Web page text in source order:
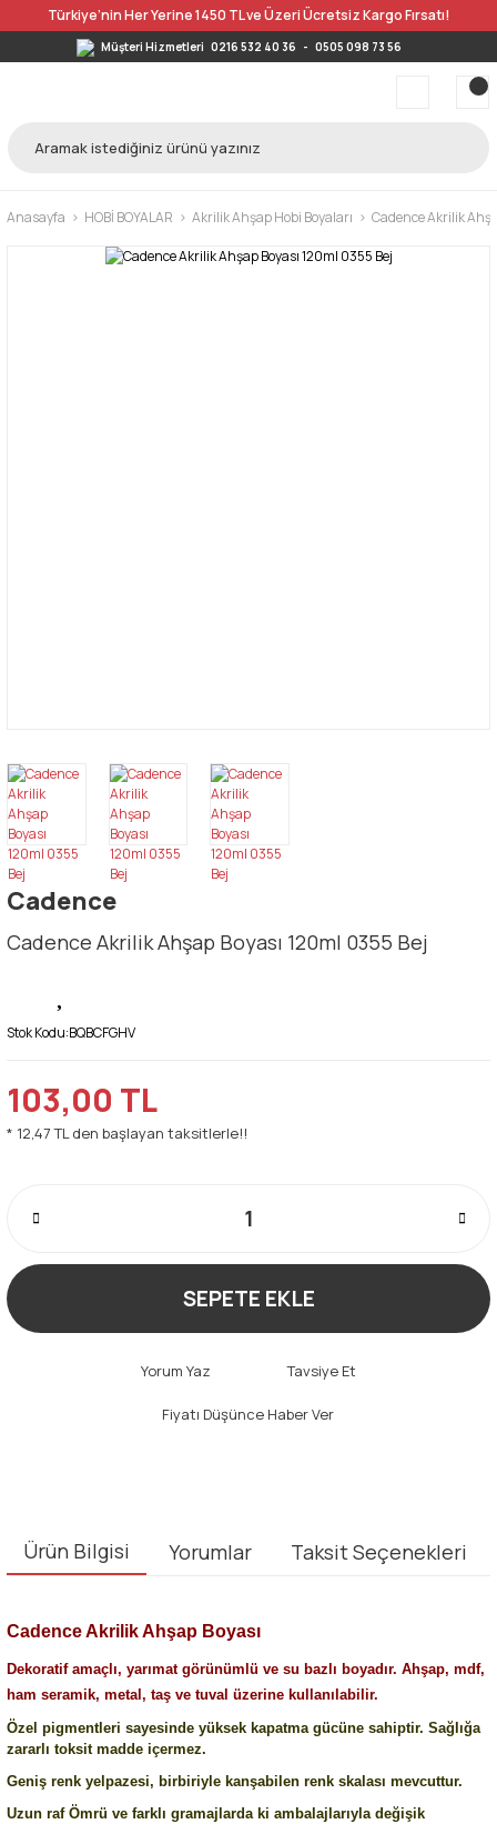
Türkiye’nin Her Yerine 1450 TL ve Üzeri Ücretsiz Kargo Fırsatı!
Müşteri Hizmetleri 0216 532 40 36 - 0505 098 73 56
Anasayfa HOBİ BOYALAR Akrilik Ahşap Hobi Boyaları Cadence Akrilik
Cadence
Cadence Akrilik Ahşap Boyası 120ml 0355 Bej
Stok Kodu:BQBCFGHV
103,00 TL
* 12,47 TL den başlayan taksitlerle!!
SEPETE EKLE
Yorum Yaz Tavsiye Et
Fiyatı Düşünce Haber Ver
Ürün Bilgisi Yorumlar Taksit Seçenekleri
Cadence Akrilik Ahşap Boyası
Dekoratif amaçlı, yarımat görünümlü ve su bazlı boyadır. Ahşap, mdf,
ham seramik, metal, taş ve tuval üzerine kullanılabilir.
Özel pigmentleri sayesinde yüksek kapatma gücüne sahiptir. Sağlığa
zararlı toksit madde içermez.
Geniş renk yelpazesi, birbiriyle kanşabilen renk skalası mevcuttur.
Uzun raf Ömrü ve farklı gramajlarda ki ambalajlarıyla değişik